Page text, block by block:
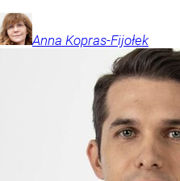
Anna Kopras-Fijołek